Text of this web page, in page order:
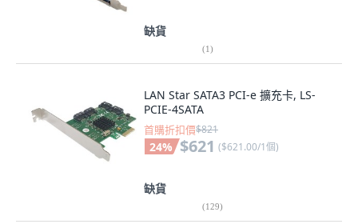
缺貨
(1)
LAN Star SATA3 PCI-e 擴充卡, LS-
PCIE-4SATA
首購折扣價$821
24% $621 ($621.00/1個)
缺貨
(129)